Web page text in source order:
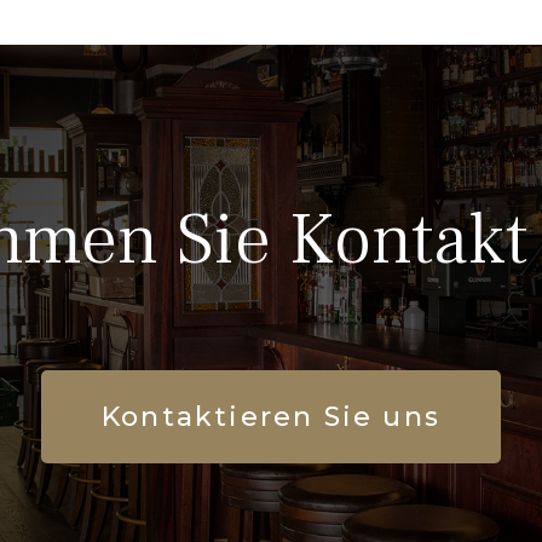
Sie
Kontaktieren Sie uns